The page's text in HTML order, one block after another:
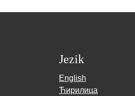
Jezik
English
Ћирилица